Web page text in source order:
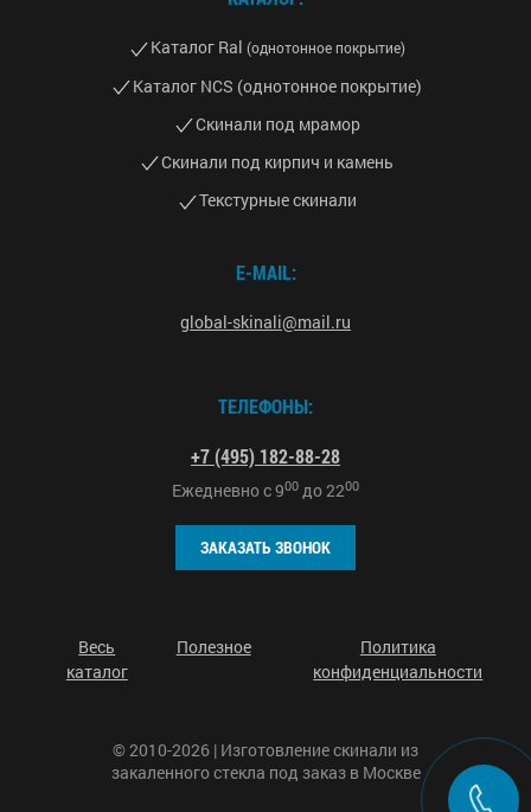
Каталог Ral (однотонное покрытие)
Каталог NCS (однотонное покрытие)
Скинали под мрамор
Скинали под кирпич и камень
Текстурные скинали
E-MAIL:
global-skinali@mail.ru
ТЕЛЕФОНЫ:
+7 (495) 182-88-28
Ежедневно с900 до2200
ЗАКАЗАТЬ ЗВОНОК
Весь
каталог
Полезное
Политика
конфиденциальности
© 2010-2026 | Изготовление скинали из
закаленного стекла под заказ в Москве